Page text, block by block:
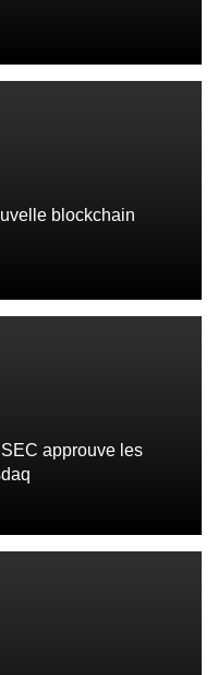
blockchain
approuve les